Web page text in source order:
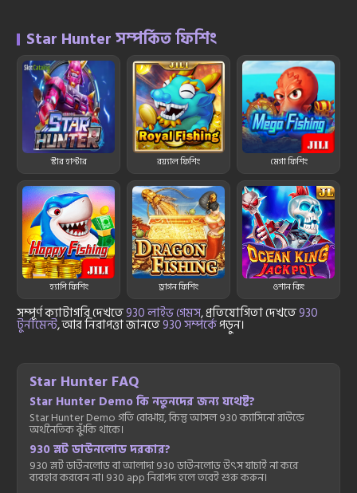
Star Hunter সম্পর্কিত ফিশিং
স্টার হান্টার রয়্যাল ফিশিং মেগা ফিশিং
হ্যাপি ফিশিং ড্রাগন ফিশিং ওশান কিং
সম্পূর্ণ ক্যাটাগরি দেখতে930 লাইভ গেমস, প্রতিযোগিতা দেখতে930
টুর্নামেন্ট, আর নিরাপত্তা জানতে930 সম্পর্কেপড়ুন।
Star Hunter FAQ
Star Hunter Demo কি নতুনদের জন্য যথেষ্ট?
Star Hunter Demo গতি বোঝায়, কিন্তু আসল 930 ক্যাসিনো রাউন্ডে
অর্থনৈতিক ঝুঁকি থাকে।
930 স্লট ডাউনলোড দরকার?
930 স্লট ডাউনলোড বা আলাদা 930 ডাউনলোড উৎস যাচাই না করে
ব্যবহার করবেন না। 930 app নিরাপদ হলে তবেই শুরু করুন।